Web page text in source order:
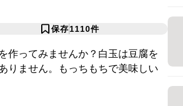
保存1110件
作ってみませんか？白玉は豆腐を
りません。もっちもちで美味しい